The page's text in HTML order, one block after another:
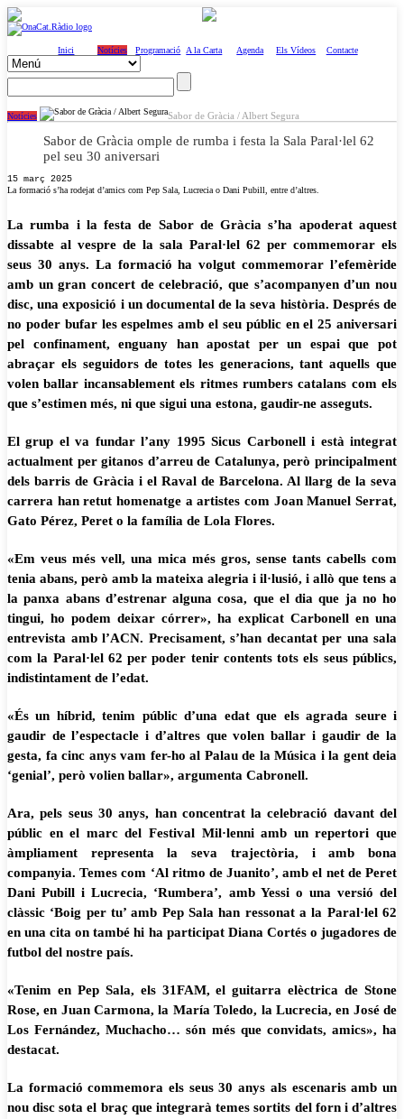
Inici Notícies Programació A la Carta Agenda Els Vídeos Contacte
Notícies Sabor de Gràcia / Albert Segura
Sabor de Gràcia omple de rumba i festa la Sala Paral·lel 62
pel seu 30 aniversari
15 març 2025
La formació s’ha rodejat d’amics com Pep Sala, Lucrecia o Dani Pubill, entre d’altres.
La rumba i la festa de Sabor de Gràcia s’ha apoderat aquest
dissabte al vespre de la sala Paral·lel 62 per commemorar els
seus 30 anys. La formació ha volgut commemorar l’efemèride
amb un gran concert de celebració, que s’acompanyen d’un nou
disc, una exposició i un documental de la seva història. Després de
no poder bufar les espelmes amb el seu públic en el 25 aniversari
pel confinament, enguany han apostat per un espai que pot
abraçar els seguidors de totes les generacions, tant aquells que
volen ballar incansablement els ritmes rumbers catalans com els
que s’estimen més, ni que sigui una estona, gaudir-ne asseguts.
El grup el va fundar l’any 1995 Sicus Carbonell i està integrat
actualment per gitanos d’arreu de Catalunya, però principalment
dels barris de Gràcia i el Raval de Barcelona. Al llarg de la seva
carrera han retut homenatge a artistes com Joan Manuel Serrat,
Gato Pérez, Peret o la família de Lola Flores.
«Em veus més vell, una mica més gros, sense tants cabells com
tenia abans, però amb la mateixa alegria i il·lusió, i allò que tens a
la panxa abans d’estrenar alguna cosa, que el dia que ja no ho
tingui, ho podem deixar córrer», ha explicat Carbonell en una
entrevista amb l’ACN. Precisament, s’han decantat per una sala
com la Paral·lel 62 per poder tenir contents tots els seus públics,
indistintament de l’edat.
«És un híbrid, tenim públic d’una edat que els agrada seure i
gaudir de l’espectacle i d’altres que volen ballar i gaudir de la
gesta, fa cinc anys vam fer-ho al Palau de la Música i la gent deia
‘genial’, però volien ballar», argumenta Cabronell.
Ara, pels seus 30 anys, han concentrat la celebració davant del
públic en el marc del Festival Mil·lenni amb un repertori que
àmpliament representa la seva trajectòria, i amb bona
companyia. Temes com ‘Al ritmo de Juanito’, amb el net de Peret
Dani Pubill i Lucrecia, ‘Rumbera’, amb Yessi o una versió del
clàssic ‘Boig per tu’ amb Pep Sala han ressonat a la Paral·lel 62
en una cita on també hi ha participat Diana Cortés o jugadores de
futbol del nostre país.
«Tenim en Pep Sala, els 31FAM, el guitarra elèctrica de Stone
Rose, en Juan Carmona, la María Toledo, la Lucrecia, en José de
Los Fernández, Muchacho… són més que convidats, amics», ha
destacat.
La formació commemora els seus 30 anys als escenaris amb un
nou disc sota el braç que integrarà temes sortits del forn i d’altres